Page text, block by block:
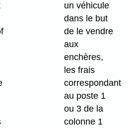
un véhicule
dans le but
de le vendre
aux
enchères,
les frais
correspondant
au poste 1
ou 3 de la
colonne 1